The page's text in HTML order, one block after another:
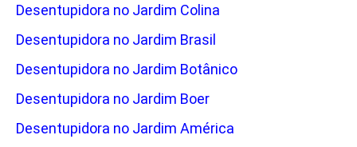
Desentupidora no Jardim Colina
Desentupidora no Jardim Brasil
Desentupidora no Jardim Botânico
Desentupidora no Jardim Boer
Desentupidora no Jardim América